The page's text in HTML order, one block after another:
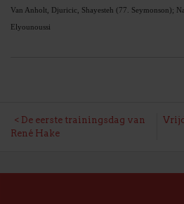
Van Anholt, Djuricic, Shayesteh (77. Seymonson);
Elyounoussi
BERICHT
De eerste trainingsdag van
René Hake